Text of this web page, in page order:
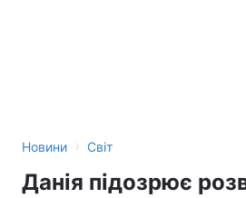
Новини › Світ
Данія підозрює